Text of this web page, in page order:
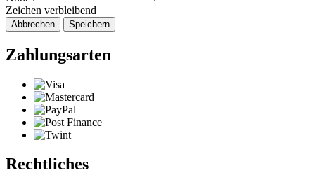
Zeichen verbleibend
Abbrechen Speichern
Zahlungsarten
Rechtliches